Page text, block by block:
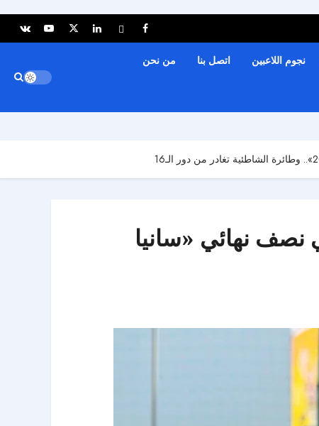
نجوم اللاعبين اتصل بنا من نحن
نهائي «سانيا